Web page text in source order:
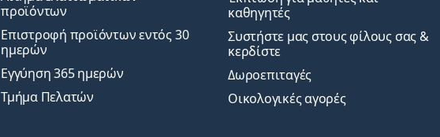
προϊόντων
Επιστροφή προϊόντων εντός 30
ημερών
Εγγύηση 365 ημερών
Τμήμα Πελατών
καθηγητές
Συστήστε μας στους φίλους σας &
κερδίστε
Δωροεπιταγές
Οικολογικές αγορές